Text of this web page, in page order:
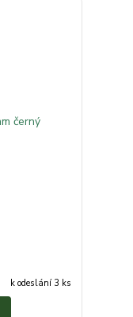
k odeslání 3 ks